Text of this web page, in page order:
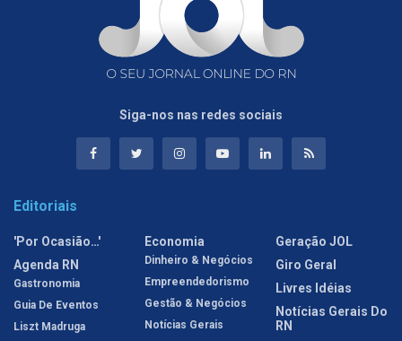
Siga-nos nas redes sociais
Editoriais
'Por Ocasião…'
Agenda RN
Gastronomia
Guia De Eventos
Liszt Madruga
Economia
Dinheiro & Negócios
Empreendedorismo
Gestão & Negócios
Notícias Gerais
Geração JOL
Giro Geral
Livres Idéias
Notícias Gerais Do
RN